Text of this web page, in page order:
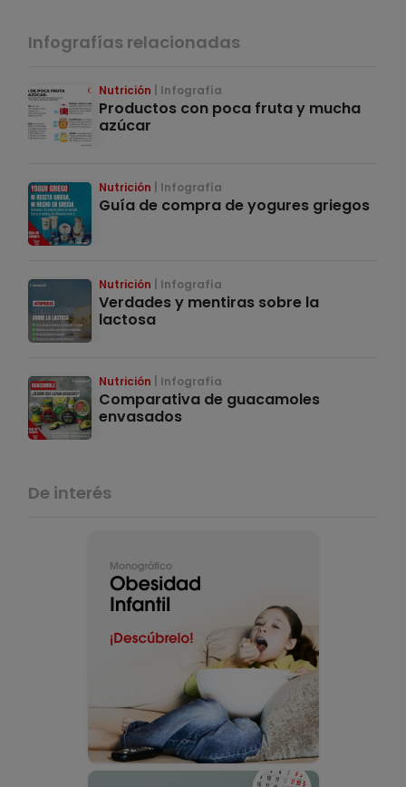
Infografías relacionadas
Nutrición Infografía
Productos con poca fruta y mucha
azúcar
Nutrición Infografía
Guía de compra de yogures griegos
Nutrición Infografía
Verdades y mentiras sobre la
lactosa
Nutrición Infografía
Comparativa de guacamoles
envasados
De interés